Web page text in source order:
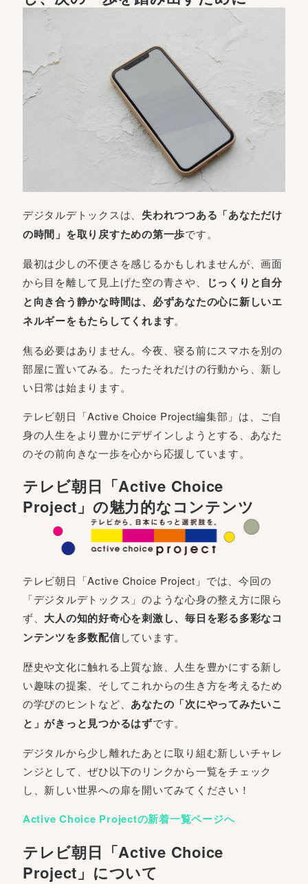
デジタルデトックスは、 失われつつある「あなただけ
の時間」を取り戻すための第一歩です。
最初は少しの不便さを感じるかもしれませんが、画面
から目を離して見上げた空の青さや、
じっくりと自分
と向き合う静かな時間は、必ずあなたの心に新しいエ
ネルギーをもたらしてくれます。
焦る必要はありません。今夜、寝る前にスマホを別の
部屋に置いてみる。たったそれだけの行動から、新し
い日常は始まります。
テレビ朝日「Active Choice Project編集部」は、ご自
身の人生をより豊かにデザインしようとする、あなた
のその前向きな一歩を心から応援しています。
テレビ朝日「Active Choice
Project」の魅力的なコンテンツ
テレビ朝日「Active Choice Project」では、今回の
「デジタルデトックス」のような心身の整え方に限ら
ず、 大人の知的好奇心を刺激し、毎日を彩る多彩なコ
ンテンツを多数配信しています。
歴史や文化に触れる上質な旅、人生を豊かにする新し
い趣味の提案、そしてこれからの生き方を考えるため
の学びのヒントなど、 あなたの「次にやってみたいこ
と」がきっと見つかるはずです。
デジタルから少し離れたあとに取り組む新しいチャレ
ンジとして、ぜひ以下のリンクから一覧をチェック
し、新しい世界への扉を開いてみてください！
Active Choice Projectの新着一覧ページへ
テレビ朝日「Active Choice
Project」について